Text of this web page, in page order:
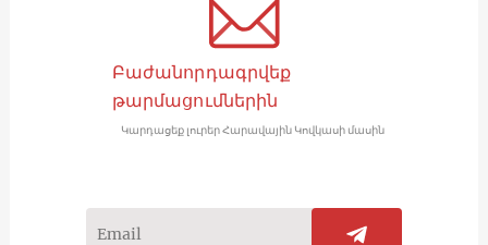
Բաժանորդագրվեք
թարմացումներին
Կարդացեք լուրեր Հարավային Կովկասի մասին